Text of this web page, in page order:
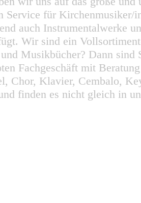
Service für
auch Instrumentalwerke
Wir sind ein
Musikbücher? Dann
Fachgeschäft mit
Chor, Klavier, Cembalo,
finden es nicht gleich in